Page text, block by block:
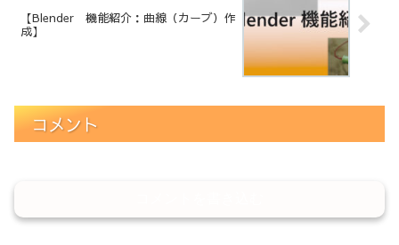
【Blender 機能紹介：曲線（カーブ）作
成】
コメント